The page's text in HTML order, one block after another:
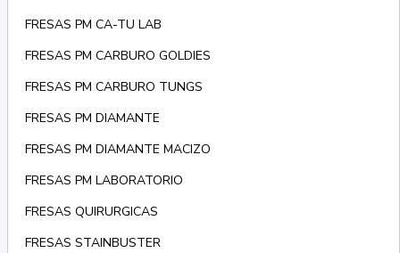
FRESAS PM CA-TU LAB
FRESAS PM CARBURO GOLDIES
FRESAS PM CARBURO TUNGS
FRESAS PM DIAMANTE
FRESAS PM DIAMANTE MACIZO
FRESAS PM LABORATORIO
FRESAS QUIRURGICAS
FRESAS STAINBUSTER